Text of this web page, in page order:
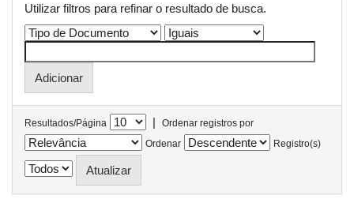
Utilizar filtros para refinar o resultado de busca.
Resultados/Página |
Ordenar registros por
Ordenar
Registro(s)